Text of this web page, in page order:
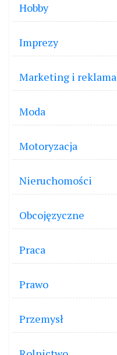
Hobby
Imprezy
Marketing i reklama
Moda
Motoryzacja
Nieruchomości
Obcojęzyczne
Praca
Prawo
Przemysł